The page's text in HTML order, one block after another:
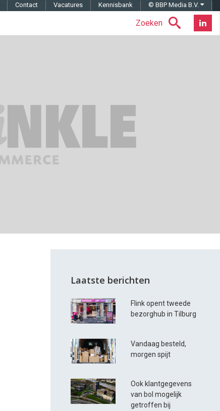
Zoeken
Contact Vacatures Kennisbank © BBP Media B.V.
Laatste berichten
Flink opent tweede
bezorghub in Tilburg
Vandaag besteld,
morgen spijt
Ook klantgegevens
van bol mogelijk
getroffen bij